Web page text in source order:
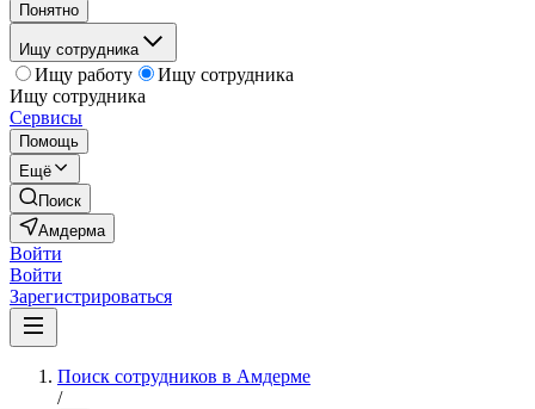
Понятно
Ищу сотрудника
Ищу работу
Ищу сотрудника
Ищу сотрудника
Сервисы
Помощь
Ещё
Поиск
Амдерма
Войти
Войти
Зарегистрироваться
Поиск сотрудников в Амдерме
/